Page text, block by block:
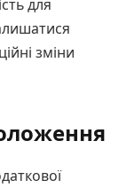
для
зміни